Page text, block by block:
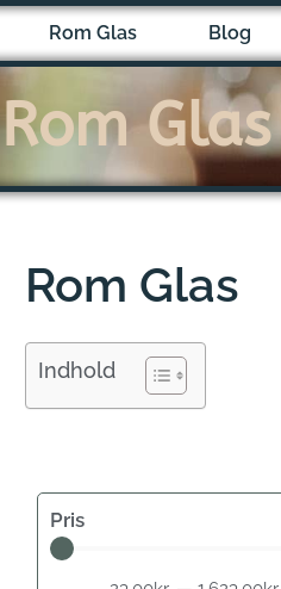
Rom Glas Blog
Rom Glas
Rom Glas
Indhold
Pris